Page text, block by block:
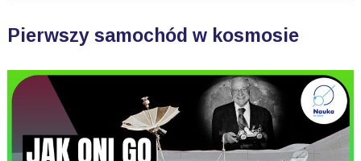
Pierwszy samochód w kosmosie